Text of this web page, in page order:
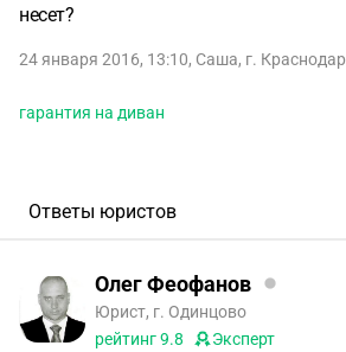
несет?
24 января 2016, 13:10, Саша, г. Краснодар
гарантия на диван
Ответы юристов
Олег Феофанов
Юрист, г. Одинцово
рейтинг9.8 Эксперт